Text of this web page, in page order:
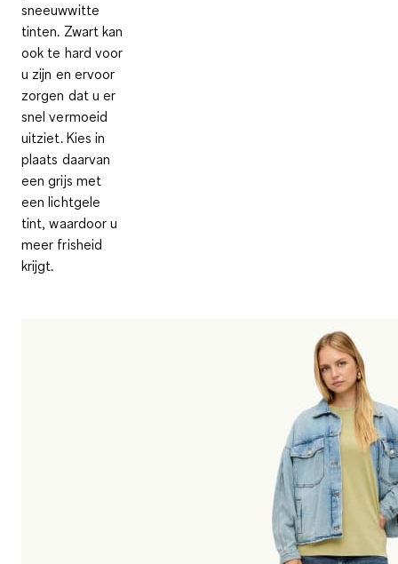
sneeuwwitte
tinten. Zwart kan
ook te hard voor
u zijn en ervoor
zorgen dat u er
snel vermoeid
uitziet. Kies in
plaats daarvan
een grijs met
een lichtgele
tint, waardoor u
meer frisheid
krijgt.